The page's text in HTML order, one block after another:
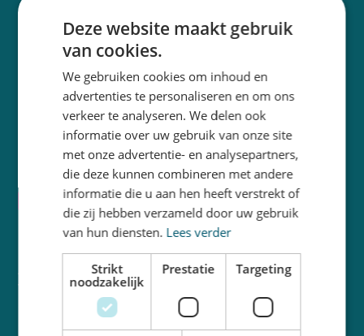
Contact
Bezoekadres:
Schrijnwerkersweg 15
1786 PC Den Helder
+31 223 673 946
info@voogdpromotions.nl
Betaalmogelijkheden
Klantenservice
Aanleverspecificaties
Veel gestelde vragen
Deze website maakt gebruik
van cookies.
We gebruiken cookies om inhoud en
advertenties te personaliseren en om ons
verkeer te analyseren. We delen ook
informatie over uw gebruik van onze site
met onze advertentie- en analysepartners,
die deze kunnen combineren met andere
informatie die u aan hen heeft verstrekt of
die zij hebben verzameld door uw gebruik
van hun diensten. Lees verder
Strikt
noodzakelijk
Prestatie Targeting